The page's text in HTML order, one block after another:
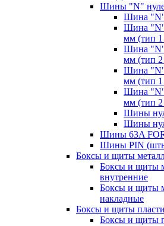
Шины "N"
Шина "N"
Шина "N"
мм (тип
Шина "N"
мм (тип
Шина "N"
мм (тип
Шина "N"
мм (тип
Шины
Шины
Шины 63A
Шины PIN
Боксы и щиты
Боксы и щиты
внутренние
Боксы и щиты
накладные
Боксы и щиты
Боксы и щиты